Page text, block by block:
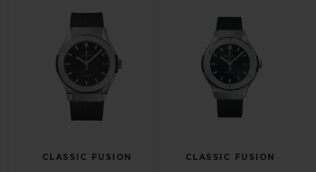
CLASSIC FUSION CLASSIC FUSION